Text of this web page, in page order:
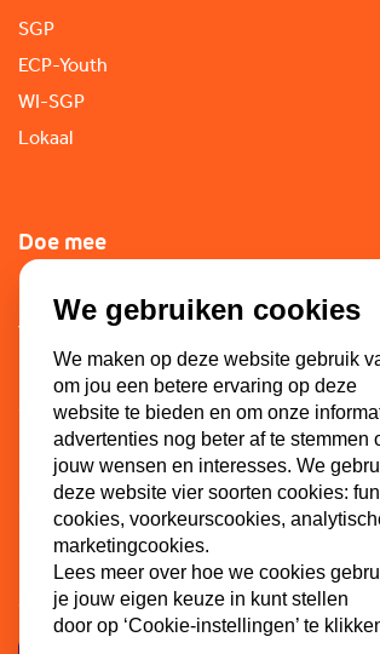
SGP
ECP-Youth
WI-SGP
Lokaal
Doe mee
Lid worden
Vacatures
Doneren
Sponsoren
Contact
Dinkel 7
3086 HB Rotterdam
We gebruiken cookies
We maken op deze website gebruik
om jou een betere ervaring op deze
website te bieden en om onze
advertenties nog beter af te stemmen
jouw wensen en interesses. We
deze website vier soorten cookies:
cookies, voorkeurscookies,
marketingcookies.
Lees meer over hoe we cookies
je jouw eigen keuze in kunt stellen
door op ‘Cookie-instellingen’ te